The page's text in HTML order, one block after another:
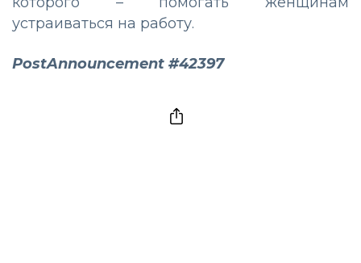
устраиваться на работу.
PostAnnouncement #42397